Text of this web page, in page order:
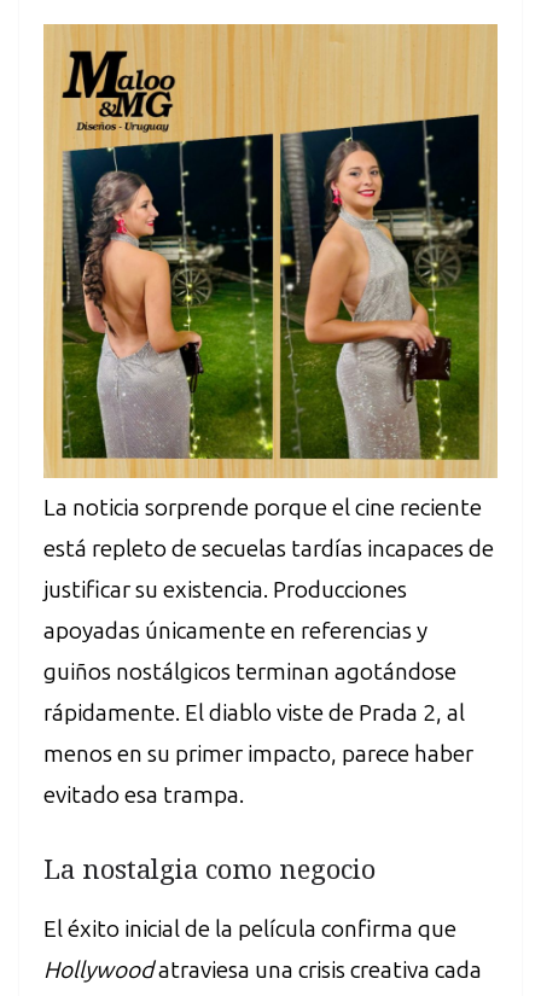
La noticia sorprende porque el cine reciente
está repleto de secuelas tardías incapaces de
justificar su existencia. Producciones
apoyadas únicamente en referencias y
guiños nostálgicos terminan agotándose
rápidamente. El diablo viste de Prada 2, al
menos en su primer impacto, parece haber
evitado esa trampa.
La nostalgia como negocio
El éxito inicial de la película confirma que
Hollywoodatraviesa una crisis creativa cada